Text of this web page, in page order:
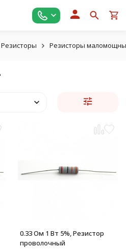
Резисторы Резисторы
0.33 Ом 1 Вт 5%, Резистор
проволочный